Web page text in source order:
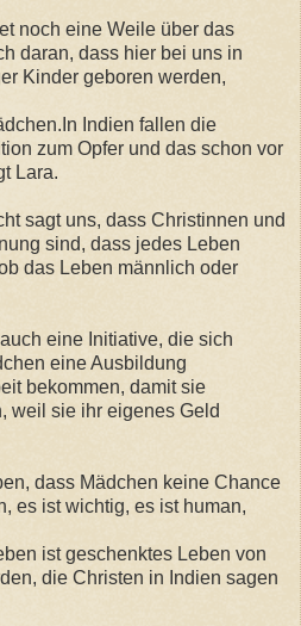
noch eine Weile über das
daran, dass hier bei uns in
Kinder geboren werden,
Indien fallen die
zum Opfer und das schon vor
Lara.
sagt uns, dass Christinnen und
sind, dass jedes Leben
das Leben männlich oder
eine Initiative, die sich
eine Ausbildung
bekommen, damit sie
weil sie ihr eigenes Geld
dass Mädchen keine Chance
es ist wichtig, es ist human,
ist geschenktes Leben von
die Christen in Indien sagen